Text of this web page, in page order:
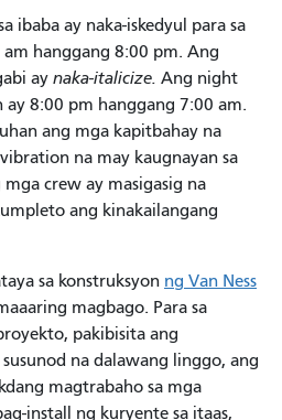
ibaba ay naka-iskedyul para sa
hanggang 8:00 pm. Ang
ay naka-italicize. Ang night
ay 8:00 pm hanggang 7:00 am.
ang mga kapitbahay na
na may kaugnayan sa
crew ay masigasig na
ang kinakailangang
sa konstruksyon ng Van Ness
magbago. Para sa
pakibisita ang
susunod na dalawang linggo, ang
magtrabaho sa mga
install ng kuryente sa itaas,